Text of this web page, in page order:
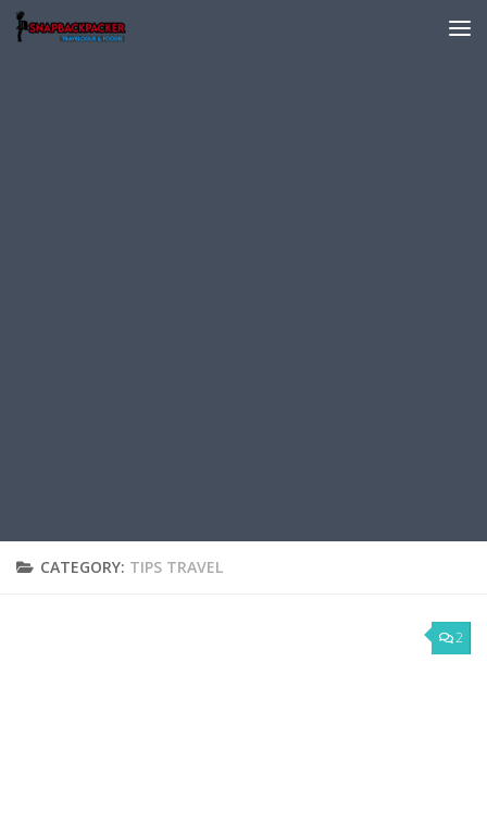
Skip to content
CATEGORY: TIPS TRAVEL
2